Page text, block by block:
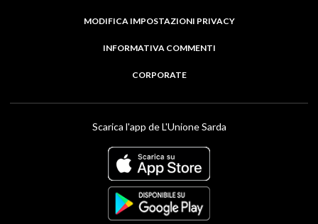
MODIFICA IMPOSTAZIONI PRIVACY
INFORMATIVA COMMENTI
CORPORATE
Scarica l'app de L'Unione Sarda